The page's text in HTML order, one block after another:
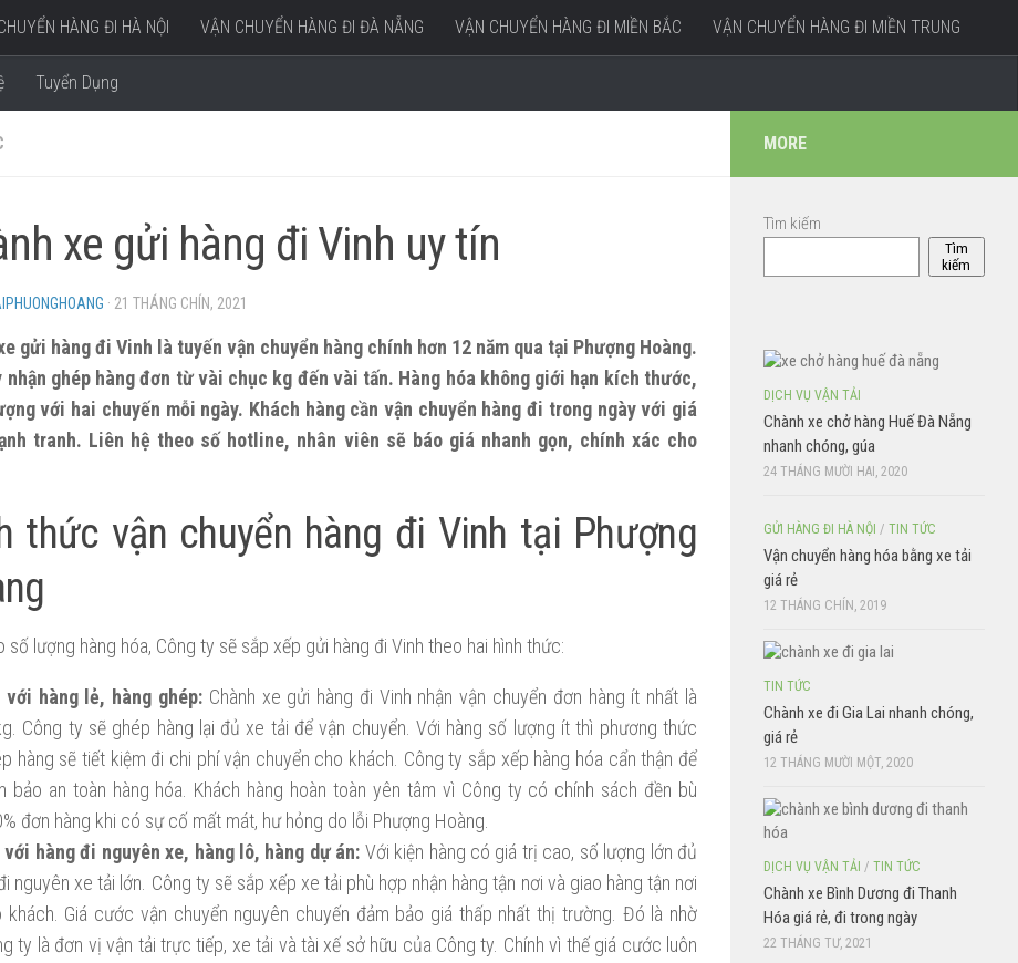
HÀNG ĐI HÀ NỘI VẬN CHUYỂN HÀNG ĐI ĐÀ NẴNG VẬN CHUYỂN HÀNG ĐI MIỀN BẮC VẬN CHUYỂN HÀNG ĐI MIỀN TRUNG
Tuyển Dụng
xe gửi hàng đi Vinh uy tín
· 21 THÁNG CHÍN, 2021
gửi hàng đi Vinh là tuyến vận chuyển hàng chính hơn 12 năm qua tại Phượng Hoàng.
nhận ghép hàng đơn từ vài chục kg đến vài tấn. Hàng hóa không giới hạn kích thước,
với hai chuyến mỗi ngày. Khách hàng cần vận chuyển hàng đi trong ngày với giá
tranh. Liên hệ theo số hotline, nhân viên sẽ báo giá nhanh gọn, chính xác cho
thức vận chuyển hàng đi Vinh tại Phượng
số lượng hàng hóa, Công ty sẽ sắp xếp gửi hàng đi Vinh theo hai hình thức:
hàng lẻ, hàng ghép:Chành xe gửi hàng đi Vinh nhận vận chuyển đơn hàng ít nhất là
Công ty sẽ ghép hàng lại đủ xe tải để vận chuyển. Với hàng số lượng ít thì phương thức
hàng sẽ tiết kiệm đi chi phí vận chuyển cho khách. Công ty sắp xếp hàng hóa cẩn thận để
bảo an toàn hàng hóa. Khách hàng hoàn toàn yên tâm vì Công ty có chính sách đền bù
đơn hàng khi có sự cố mất mát, hư hỏng do lỗi Phượng Hoàng.
hàng đi nguyên xe, hàng lô, hàng dự án: Với kiện hàng có giá trị cao, số lượng lớn đủ
nguyên xe tải lớn. Công ty sẽ sắp xếp xe tải phù hợp nhận hàng tận nơi và giao hàng tận nơi
khách. Giá cước vận chuyển nguyên chuyến đảm bảo giá thấp nhất thị trường. Đó là nhờ
ty là đơn vị vận tải trực tiếp, xe tải và tài xế sở hữu của Công ty. Chính vì thế giá cước luôn
MORE
Tìm kiếm
Tìm
kiếm
DỊCH VỤ VẬN TẢI
Chành xe chở hàng Huế Đà Nẵng
nhanh chóng, gúa
24 THÁNG MƯỜI HAI, 2020
GỬI HÀNG ĐI HÀ NỘI / TIN TỨC
Vận chuyển hàng hóa bằng xe tải
giá rẻ
12 THÁNG CHÍN, 2019
TIN TỨC
Chành xe đi Gia Lai nhanh chóng,
giá rẻ
12 THÁNG MƯỜI MỘT, 2020
DỊCH VỤ VẬN TẢI / TIN TỨC
Chành xe Bình Dương đi Thanh
Hóa giá rẻ, đi trong ngày
22 THÁNG TƯ, 2021